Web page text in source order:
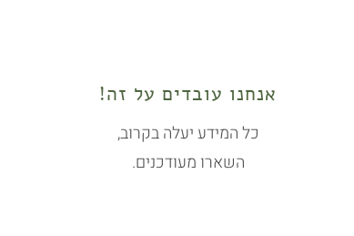
אנחנו עובדים על זה!
כל המידע יעלה בקרוב,
השארו מעודכנים.